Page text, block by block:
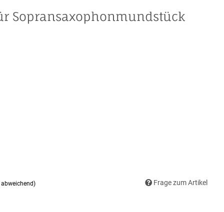
Sopransaxophonmundstück
Frage zum Artikel